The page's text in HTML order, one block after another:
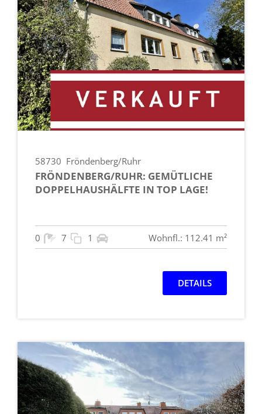
58730 Fröndenberg/Ruhr
FRÖNDENBERG/RUHR: GEMÜTLICHE
DOPPELHAUSHÄLFTE IN TOP LAGE!
0 7 1 Wohnfl.: 112.41 m²
DETAILS